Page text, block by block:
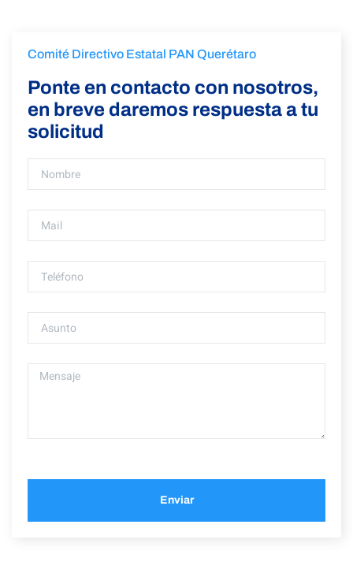
Comité Directivo Estatal PAN Querétaro
Ponte en contacto con nosotros,
en breve daremos respuesta a tu
solicitud
Enviar